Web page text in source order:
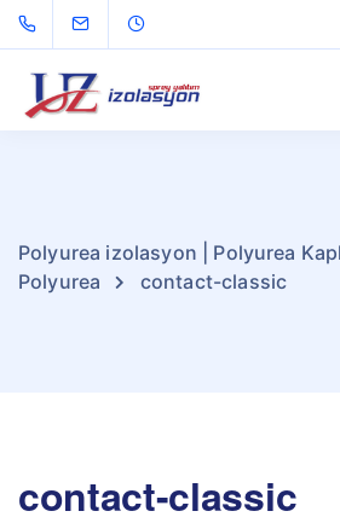
Polyurea izolasyon | Polyurea
Polyurea
contact-classic
contact-classic